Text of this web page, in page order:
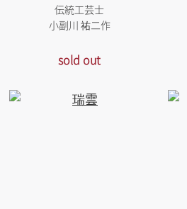
伝統工芸士
小副川 祐二作
sold out